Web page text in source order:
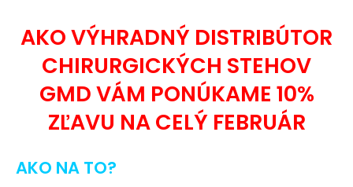
AKO VÝHRADNÝ DISTRIBÚTOR
CHIRURGICKÝCH STEHOV
GMD VÁM PONÚKAME 10%
ZĽAVU NA CELÝ FEBRUÁR
AKO NA TO?